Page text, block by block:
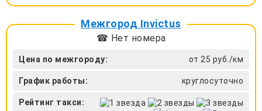
Межгород Invictus
☎ Нет номера
Цена по межгороду: от 25 руб./км
График работы: круглосуточно
Рейтинг такси: